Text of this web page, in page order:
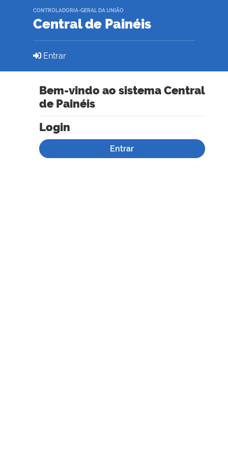
Central de Painéis
CONTROLADORIA-GERAL DA UNIÃO
Entrar
Bem-vindo ao sistema Central
de Painéis
Login
Entrar